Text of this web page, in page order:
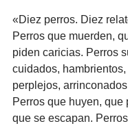
«Diez perros. Diez
Perros que muerden,
piden caricias. Perros
cuidados,
perplejos,
Perros que huyen, que
que se escapan.